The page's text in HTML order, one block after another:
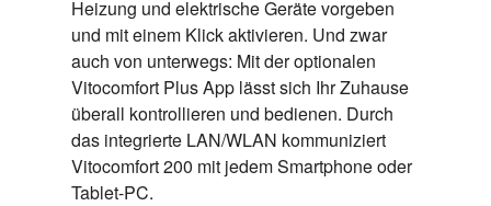
Heizung und elektrische Geräte vorgeben
und mit einem Klick aktivieren. Und zwar
auch von unterwegs: Mit der optionalen
Vitocomfort Plus App lässt sich Ihr Zuhause
überall kontrollieren und bedienen. Durch
das integrierte LAN/WLAN kommuniziert
Vitocomfort 200 mit jedem Smartphone oder
Tablet-PC.